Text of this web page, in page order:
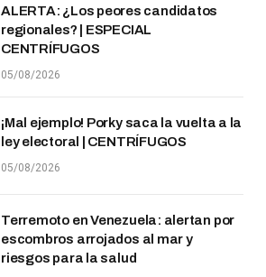
ALERTA: ¿Los peores candidatos
regionales? | ESPECIAL
CENTRÍFUGOS
05/08/2026
¡Mal ejemplo! Porky saca la vuelta a la
ley electoral | CENTRÍFUGOS
05/08/2026
Terremoto en Venezuela: alertan por
escombros arrojados al mar y
riesgos para la salud